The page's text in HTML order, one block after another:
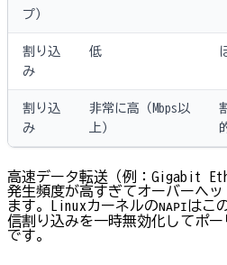
プ）
割り込
み
低
割り込
み
非常に高（Mbps以
上）
高速データ転送（例：Gigabit
発生頻度が高すぎてオーバーヘ
ます。LinuxカーネルのNAPIはこ
信割り込みを一時無効化してポ
です。